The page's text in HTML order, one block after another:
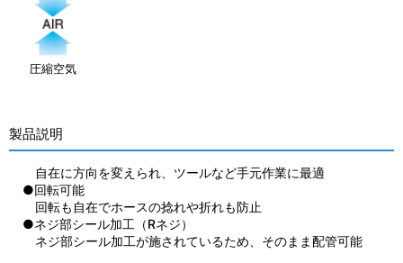
圧縮空気
製品説明
自在に方向を変えられ、ツールなど手元作業に最適
●回転可能
回転も自在でホースの捻れや折れも防止
●ネジ部シール加工（Rネジ）
ネジ部シール加工が施されているため、そのまま配管可能